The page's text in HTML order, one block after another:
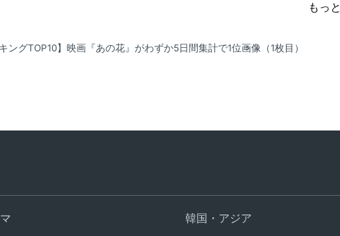
もっ
ングTOP10】映画『あの花』がわずか5日間集計で1位画像（1枚目）
韓国・アジア